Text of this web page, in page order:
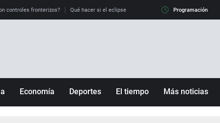
controles fronterizos? Qué hacer si el eclipse me pilla conduciendo Qué tiempo
Programación
Economía Deportes El tiempo Más noticias